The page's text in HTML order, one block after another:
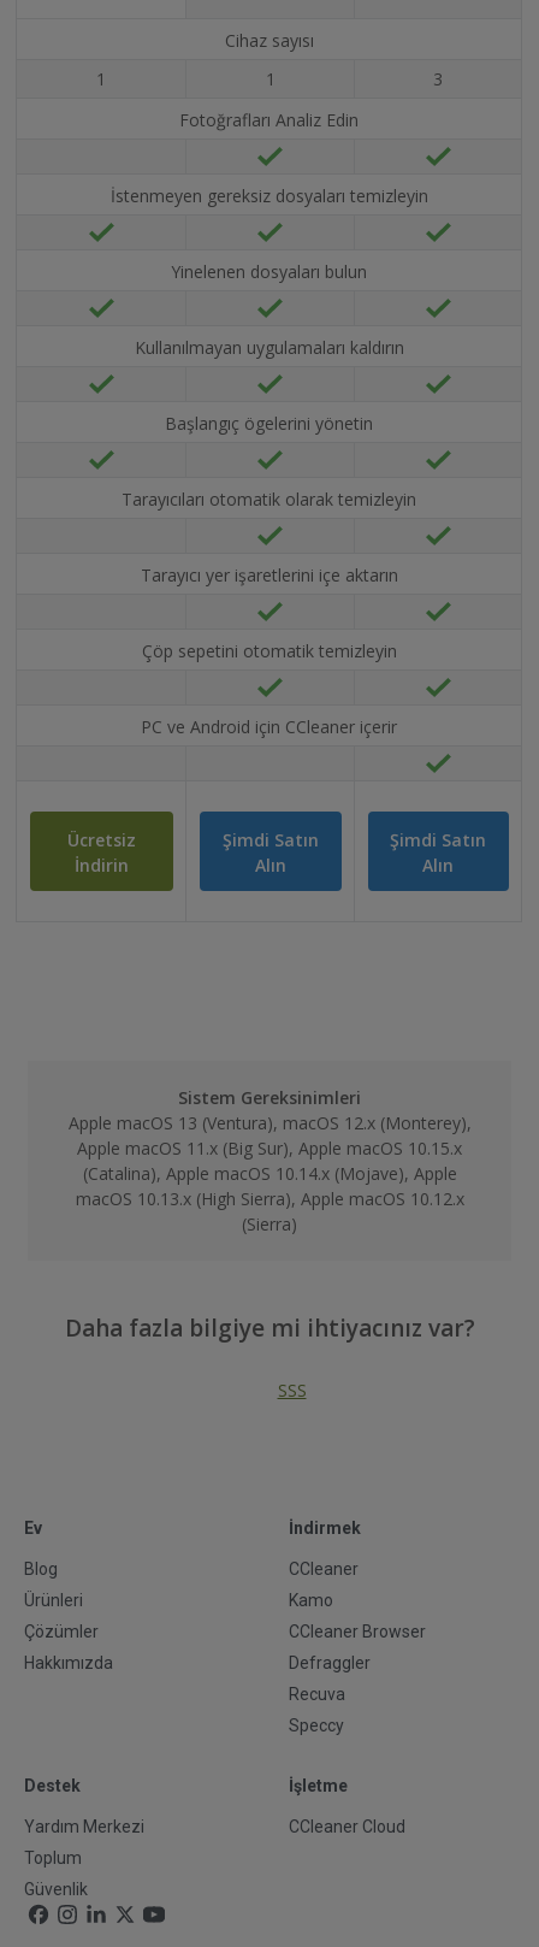
Cihaz sayısı
1
1
3
Fotoğrafları Analiz Edin
İstenmeyen gereksiz dosyaları temizleyin
Yinelenen dosyaları bulun
Kullanılmayan uygulamaları kaldırın
Başlangıç ögelerini yönetin
Tarayıcıları otomatik olarak temizleyin
Tarayıcı yer işaretlerini içe aktarın
Çöp sepetini otomatik temizleyin
PC ve Android için CCleaner içerir
Ücretsiz
İndirin
Şimdi Satın
Alın
Şimdi Satın
Alın
Sistem Gereksinimleri
Apple macOS 13 (Ventura), macOS 12.x (Monterey),
Apple macOS 11.x (Big Sur), Apple macOS 10.15.x
(Catalina), Apple macOS 10.14.x (Mojave), Apple
macOS 10.13.x (High Sierra), Apple macOS 10.12.x
(Sierra)
Daha fazla bilgiye mi ihtiyacınız var?
SSS
Ev
Blog
Ürünleri
Çözümler
Hakkımızda
İndirmek
CCleaner
Kamo
CCleaner Browser
Defraggler
Recuva
Speccy
Destek
Yardım Merkezi
Toplum
Güvenlik
İşletme
CCleaner Cloud